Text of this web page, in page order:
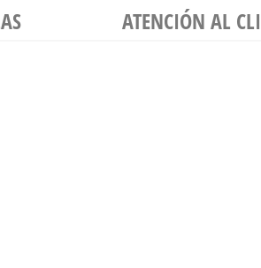
ATENCIÓN AL